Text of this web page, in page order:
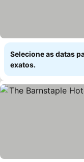
Selecione as datas
exatos.